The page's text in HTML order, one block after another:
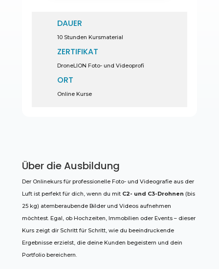
DAUER
10 Stunden Kursmaterial
ZERTIFIKAT
DroneLION Foto- und Videoprofi
ORT
Online Kurse
Über die Ausbildung
Der Onlinekurs für professionelle Foto- und Videografie aus der
Luft ist perfekt für dich, wenn du mit C2- und C3-Drohnen (bis
25 kg) atemberaubende Bilder und Videos aufnehmen
möchtest. Egal, ob Hochzeiten, Immobilien oder Events – dieser
Kurs zeigt dir Schritt für Schritt, wie du beeindruckende
Ergebnisse erzielst, die deine Kunden begeistern und dein
Portfolio bereichern.